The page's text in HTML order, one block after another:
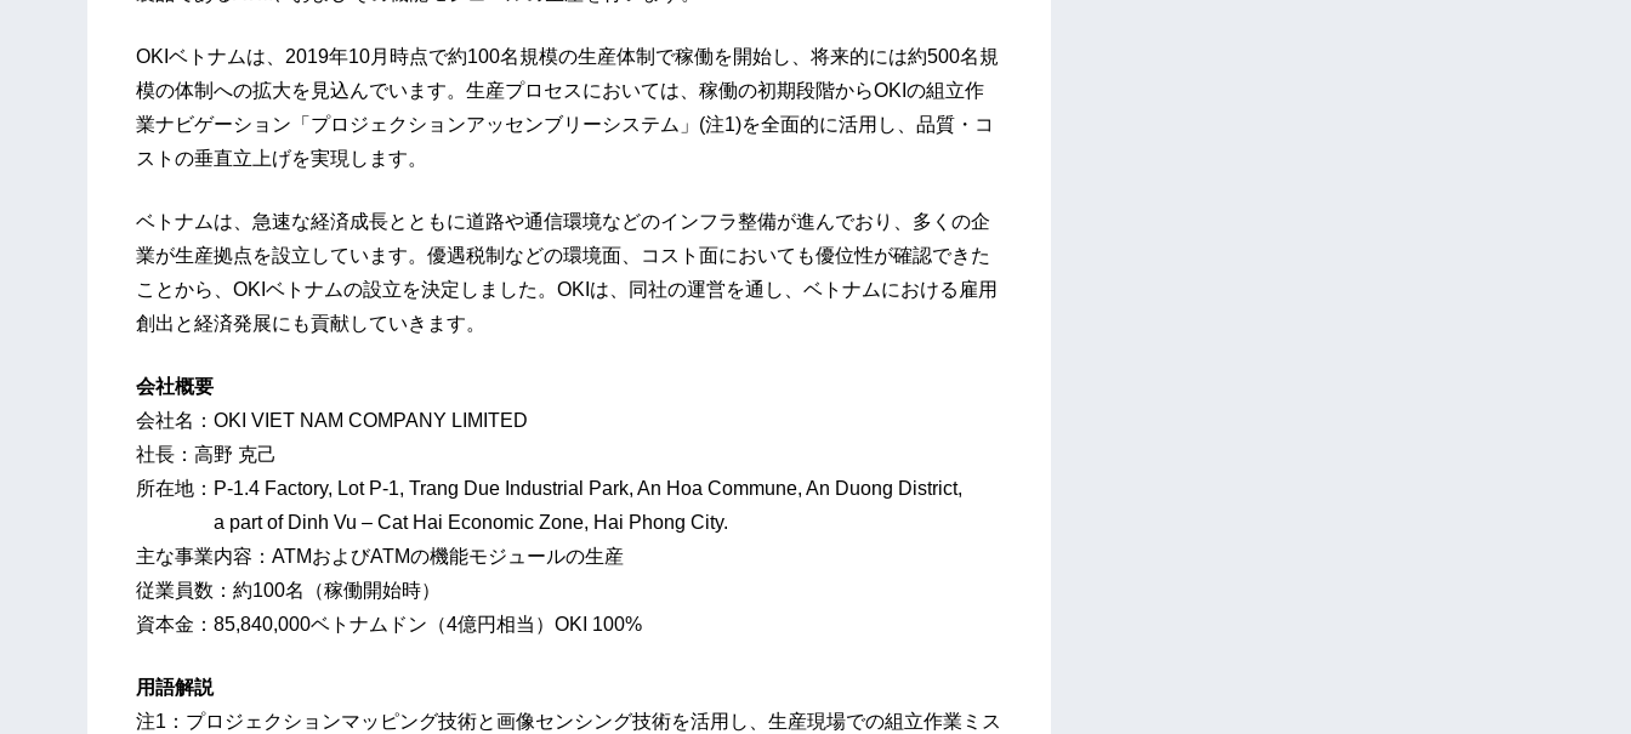
OKIベトナムは、2019年10月時点で約100名規模の生産体制で稼働を開始し、将来的には約500名規
模の体制への拡大を見込んでいます。生産プロセスにおいては、稼働の初期段階からOKIの組立作
業ナビゲーション「プロジェクションアッセンブリーシステム」(注1)を全面的に活用し、品質・コ
ストの垂直立上げを実現します。
ベトナムは、急速な経済成長とともに道路や通信環境などのインフラ整備が進んでおり、多くの企
業が生産拠点を設立しています。優遇税制などの環境面、コスト面においても優位性が確認できた
ことから、OKIベトナムの設立を決定しました。OKIは、同社の運営を通し、ベトナムにおける雇用
創出と経済発展にも貢献していきます。
会社概要
会社名：OKI VIET NAM COMPANY LIMITED
社長：高野 克己
所在地：P-1.4 Factory, Lot P-1, Trang Due Industrial Park, An Hoa Commune, An Duong District,
a part of Dinh Vu – Cat Hai Economic Zone, Hai Phong City.
主な事業内容：ATMおよびATMの機能モジュールの生産
従業員数：約100名（稼働開始時）
資本金：85,840,000ベトナムドン（4億円相当）OKI 100%
用語解説
注1：プロジェクションマッピング技術と画像センシング技術を活用し、生産現場での組立作業ミス